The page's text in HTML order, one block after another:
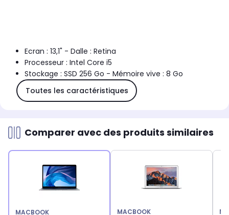
Ecran : 13,1" - Dalle : Retina
Processeur : Intel Core i5
Stockage : SSD 256 Go - Mémoire vive : 8 Go
Toutes les caractéristiques
Comparer avec des produits similaires
MACBOOK
MACBOOK